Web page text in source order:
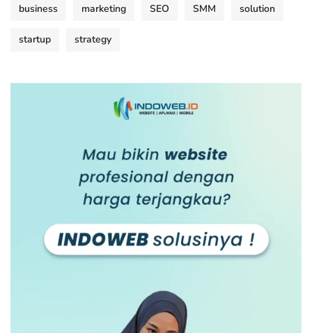
business marketing SEO SMM solution
startup strategy